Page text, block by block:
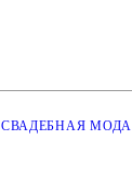
СВАДЕБНАЯ МОДА